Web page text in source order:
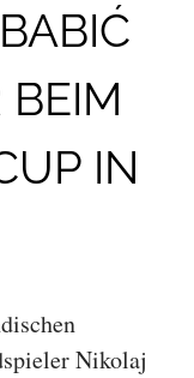
IN
Nikolaj